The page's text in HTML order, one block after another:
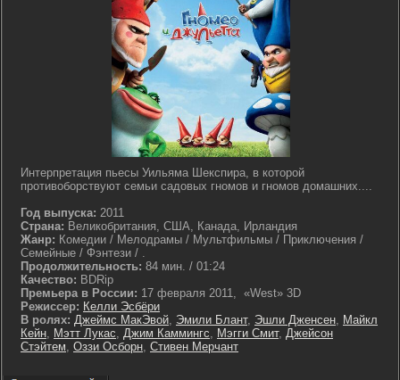
Интерпретация пьесы Уильяма Шекспира, в которой
противоборствуют семьи садовых гномов и гномов домашних....
Год выпуска: 2011
Страна: Великобритания, США, Канада, Ирландия
Жанр: Комедии / Мелодрамы / Мультфильмы / Приключения /
Семейные / Фэнтези / .
Продолжительность: 84 мин. / 01:24
Качество: BDRip
Премьера в России: 17 февраля 2011, «West» 3D
Режиссер: Келли Эсбёри
В ролях: Джеймс МакЭвой, Эмили Блант, Эшли Дженсен, Майкл
Кейн, Мэтт Лукас, Джим Каммингс, Мэгги Смит, Джейсон
Стэйтем, Оззи Осборн, Стивен Мерчант